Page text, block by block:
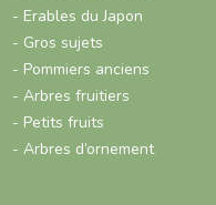
- Erables du Japon
- Gros sujets
- Pommiers anciens
- Arbres fruitiers
- Petits fruits
- Arbres d’ornement